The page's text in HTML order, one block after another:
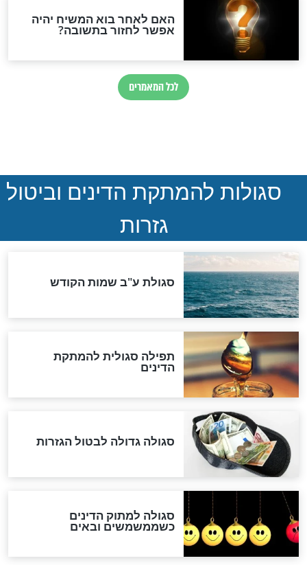
ההסכם החשאי של טראמפ
ואיראן: בלי שקיפות ועם הרבה
"מודה לקב"ה על כל השנים"
לכל המאמרים
אחרית הימים
האם אפשר לחשב את הקץ?
מה יהיה בימות המשיח?